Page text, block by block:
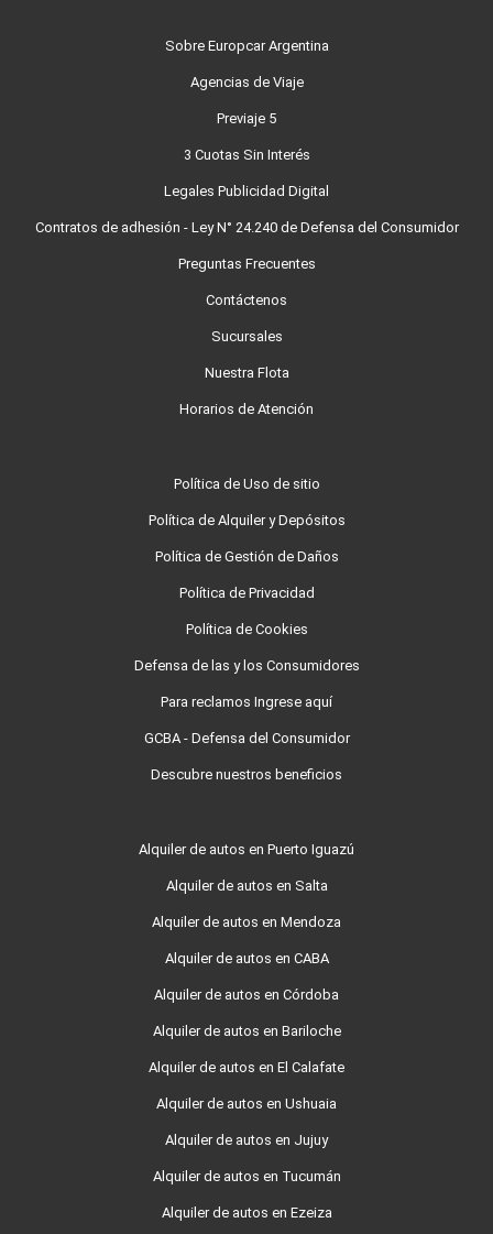
Sobre Europcar Argentina
Agencias de Viaje
Previaje 5
3 Cuotas Sin Interés
Legales Publicidad Digital
Contratos de adhesión - Ley N° 24.240 de Defensa del Consumidor
Preguntas Frecuentes
Contáctenos
Sucursales
Nuestra Flota
Horarios de Atención
Política de Uso de sitio
Política de Alquiler y Depósitos
Política de Gestión de Daños
Política de Privacidad
Política de Cookies
Defensa de las y los Consumidores
Para reclamos Ingrese aquí
GCBA - Defensa del Consumidor
Descubre nuestros beneficios
Alquiler de autos en Puerto Iguazú
Alquiler de autos en Salta
Alquiler de autos en Mendoza
Alquiler de autos en CABA
Alquiler de autos en Córdoba
Alquiler de autos en Bariloche
Alquiler de autos en El Calafate
Alquiler de autos en Ushuaia
Alquiler de autos en Jujuy
Alquiler de autos en Tucumán
Alquiler de autos en Ezeiza